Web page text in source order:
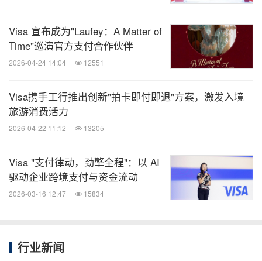
课程培训，这些女性小微企业家的自身以及她们的企
业正在发生的积极改变。今年是冬奥会、冬残奥会冲
刺的关键年，北京体育大学目前已全面、积极投入到
自身的人才与资源优势，为‘冬奥有她’项目提供课程
支撑与智库支持，持续提升女性小微企业家对接奥运
Visa 宣布成为"Laufey：A Matter of
Time"巡演官方支付合作伙伴
2026-04-24 14:04 12551
Visa携手工行推出创新"拍卡即付即退"方案，激发入境
旅游消费活力
2026-04-22 11:12 13205
Visa "支付律动，劲擎全程"：以 AI
驱动企业跨境支付与资金流动
2026-03-16 12:47 15834
行业新闻